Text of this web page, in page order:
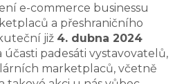
e-commerce businessu
a přeshraničního
již 4. dubna 2024
účasti padesáti vystavovatelů,
marketplaců, včetně